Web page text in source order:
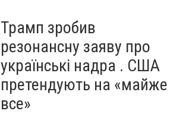
Трамп зробив
резонансну заяву про
українські надра . США
претендують на «майже
все»